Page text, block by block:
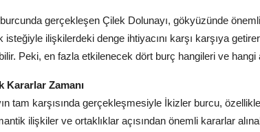
gerçekleşen Çilek Dolunayı, gökyüzünde
ilişkilerdeki denge ihtiyacını karşı karşıya
Peki, en fazla etkilenecek dört burç hangileri ve
Zamanı
tam karşısında gerçekleşmesiyle İkizler burcu,
ilişkiler ve ortaklıklar açısından önemli kararlar